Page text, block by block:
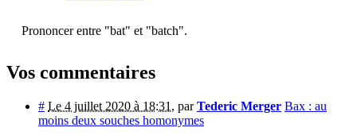
Prononcer entre "bat" et "batch".
Vos commentaires
# Le 4 juillet 2020 à 18:31 , parTederic Merger Bax : au
moins deux souches homonymes